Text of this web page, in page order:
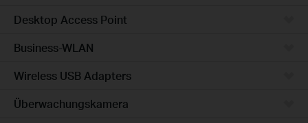
Desktop Access Point
Business-WLAN
Wireless USB Adapters
Überwachungskamera